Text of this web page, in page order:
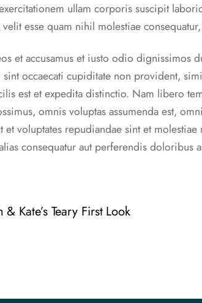
ullam corporis suscipit
velit esse quam nihil molestiae
et accusamus et iusto odio dignissimos
sint occaecati cupiditate non provident,
est et expedita distinctio. Nam libero
omnis voluptas assumenda est,
et voluptates repudiandae sint et
consequatur aut perferendis doloribus
& Kate’s Teary First Look